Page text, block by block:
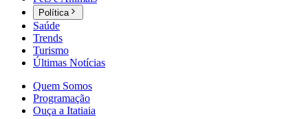
Política
Saúde
Trends
Turismo
Últimas Notícias
Quem Somos
Programação
Ouça a Itatiaia